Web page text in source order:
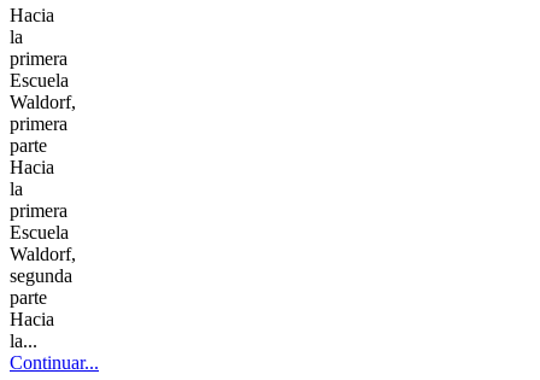
Hacia
la
primera
Escuela
Waldorf,
primera
parte
Hacia
la
primera
Escuela
Waldorf,
segunda
parte
Hacia
la...
Continuar...